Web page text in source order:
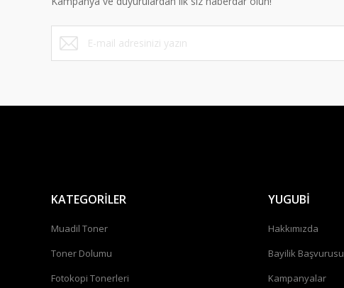
KATEGORİLER
Muadil Toner
Toner Dolumu
Fotokopi Tonerleri
YUGUBİ
Hakkımızda
Bayilik Başvurusu
Kampanyalar